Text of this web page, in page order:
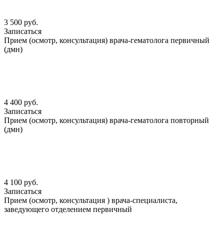
3 500 руб.
Записаться
Прием (осмотр, консультация) врача-гематолога первичный
(дмн)
4 400 руб.
Записаться
Прием (осмотр, консультация) врача-гематолога повторный
(дмн)
4 100 руб.
Записаться
Прием (осмотр, консультация ) врача-специалиста,
заведующего отделением первичный